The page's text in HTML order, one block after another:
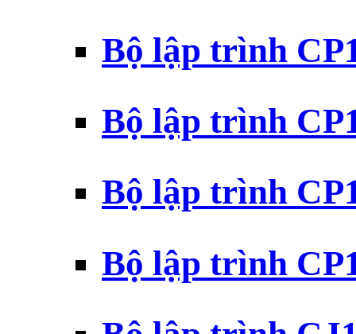
Bộ lập trình
Bộ lập trình
Bộ lập trình
Bộ lập trình